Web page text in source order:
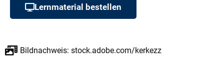
Lernmaterial bestellen
Bildnachweis: stock.adobe.com/kerkezz